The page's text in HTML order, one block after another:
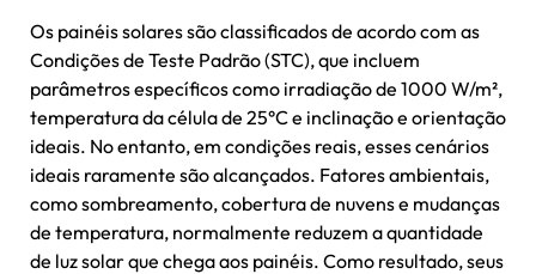
Os painéis solares são classificados de acordo com as
Condições de Teste Padrão (STC), que incluem
parâmetros específicos como irradiação de 1000 W/m²,
temperatura da célula de 25°C e inclinação e orientação
ideais. No entanto, em condições reais, esses cenários
ideais raramente são alcançados. Fatores ambientais,
como sombreamento, cobertura de nuvens e mudanças
de temperatura, normalmente reduzem a quantidade
de luz solar que chega aos painéis. Como resultado, seus